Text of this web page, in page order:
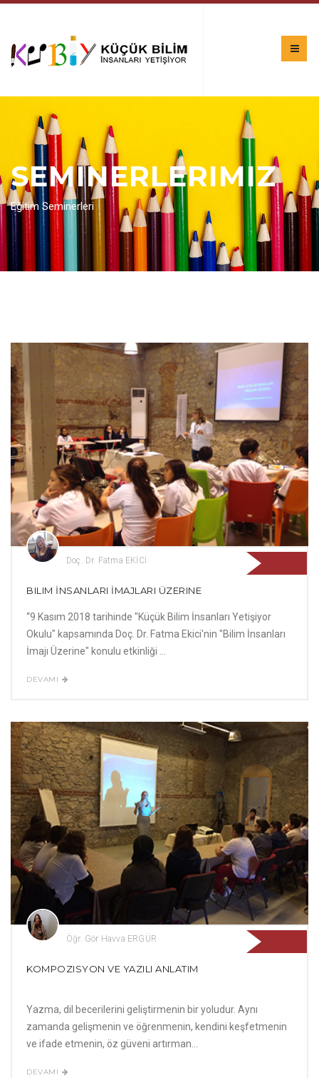
SEMINERLERIMIZ
Eğitim Seminerleri
Doç. Dr. Fatma EKİCİ
BILIM İNSANLARI İMAJLARI ÜZERINE
“9 Kasım 2018 tarihinde "Küçük Bilim İnsanları Yetişiyor
Okulu" kapsamında Doç. Dr. Fatma Ekici'nin "Bilim İnsanları
İmajı Üzerine" konulu etkinliği ...
DEVAMI
Öğr. Gör Havva ERGÜR
KOMPOZISYON VE YAZILI ANLATIM
Yazma, dil becerilerini geliştirmenin bir yoludur. Aynı
zamanda gelişmenin ve öğrenmenin, kendini keşfetmenin
ve ifade etmenin, öz güveni artırman...
DEVAMI